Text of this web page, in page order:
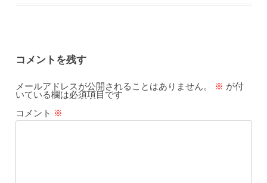
コメントを残す
メールアドレスが公開されることはありません。 ※ が付
いている欄は必須項目です
コメント ※